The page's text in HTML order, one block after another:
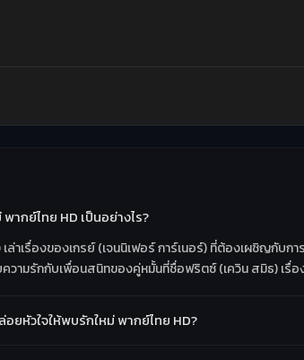
ากย์ไทย HD เป็นอย่างไร?
าเรื่องของเกรย์ (เจนนิเฟอร์ การ์เนอร์) ที่ต้องเผชิญกับ
วามรักกับเพื่อนสนิทของคู่หมั้นที่ชื่อฟริตซ์ (เควิน สมิธ) เรื่
ยหัวใจให้พบรักใหม่ พากย์ไทย HD?